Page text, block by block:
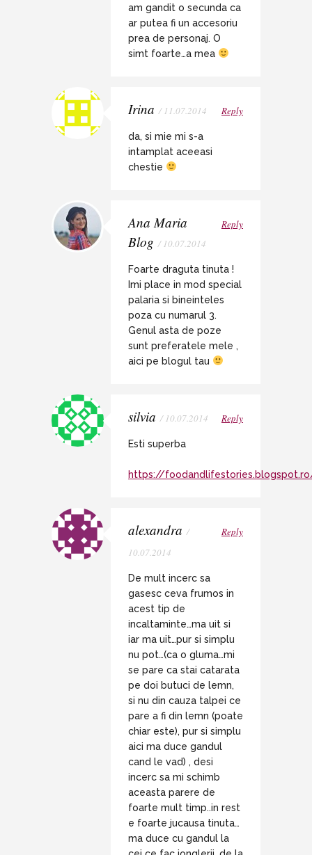
am gandit o secunda ca
ar putea fi un accesoriu
prea de personaj. O
simt foarte…a mea
Irina / 11.07.2014 Reply
da, si mie mi s-a
intamplat aceeasi
chestie
Ana Maria
Blog / 10.07.2014
Reply
Foarte draguta tinuta !
Imi place in mod special
palaria si bineinteles
poza cu numarul 3.
Genul asta de poze
sunt preferatele mele ,
aici pe blogul tau
silvia / 10.07.2014 Reply
Esti superba
https://
alexandra /
10.07.2014
Reply
De mult incerc sa
gasesc ceva frumos in
acest tip de
incaltaminte…ma uit si
iar ma uit…pur si simplu
nu pot…(ca o gluma…mi
se pare ca stai catarata
pe doi butuci de lemn,
si nu din cauza talpei ce
pare a fi din lemn (poate
chiar este), pur si simplu
aici ma duce gandul
cand le vad) , desi
incerc sa mi schimb
aceasta parere de
foarte mult timp..in rest
e foarte jucausa tinuta…
ma duce cu gandul la